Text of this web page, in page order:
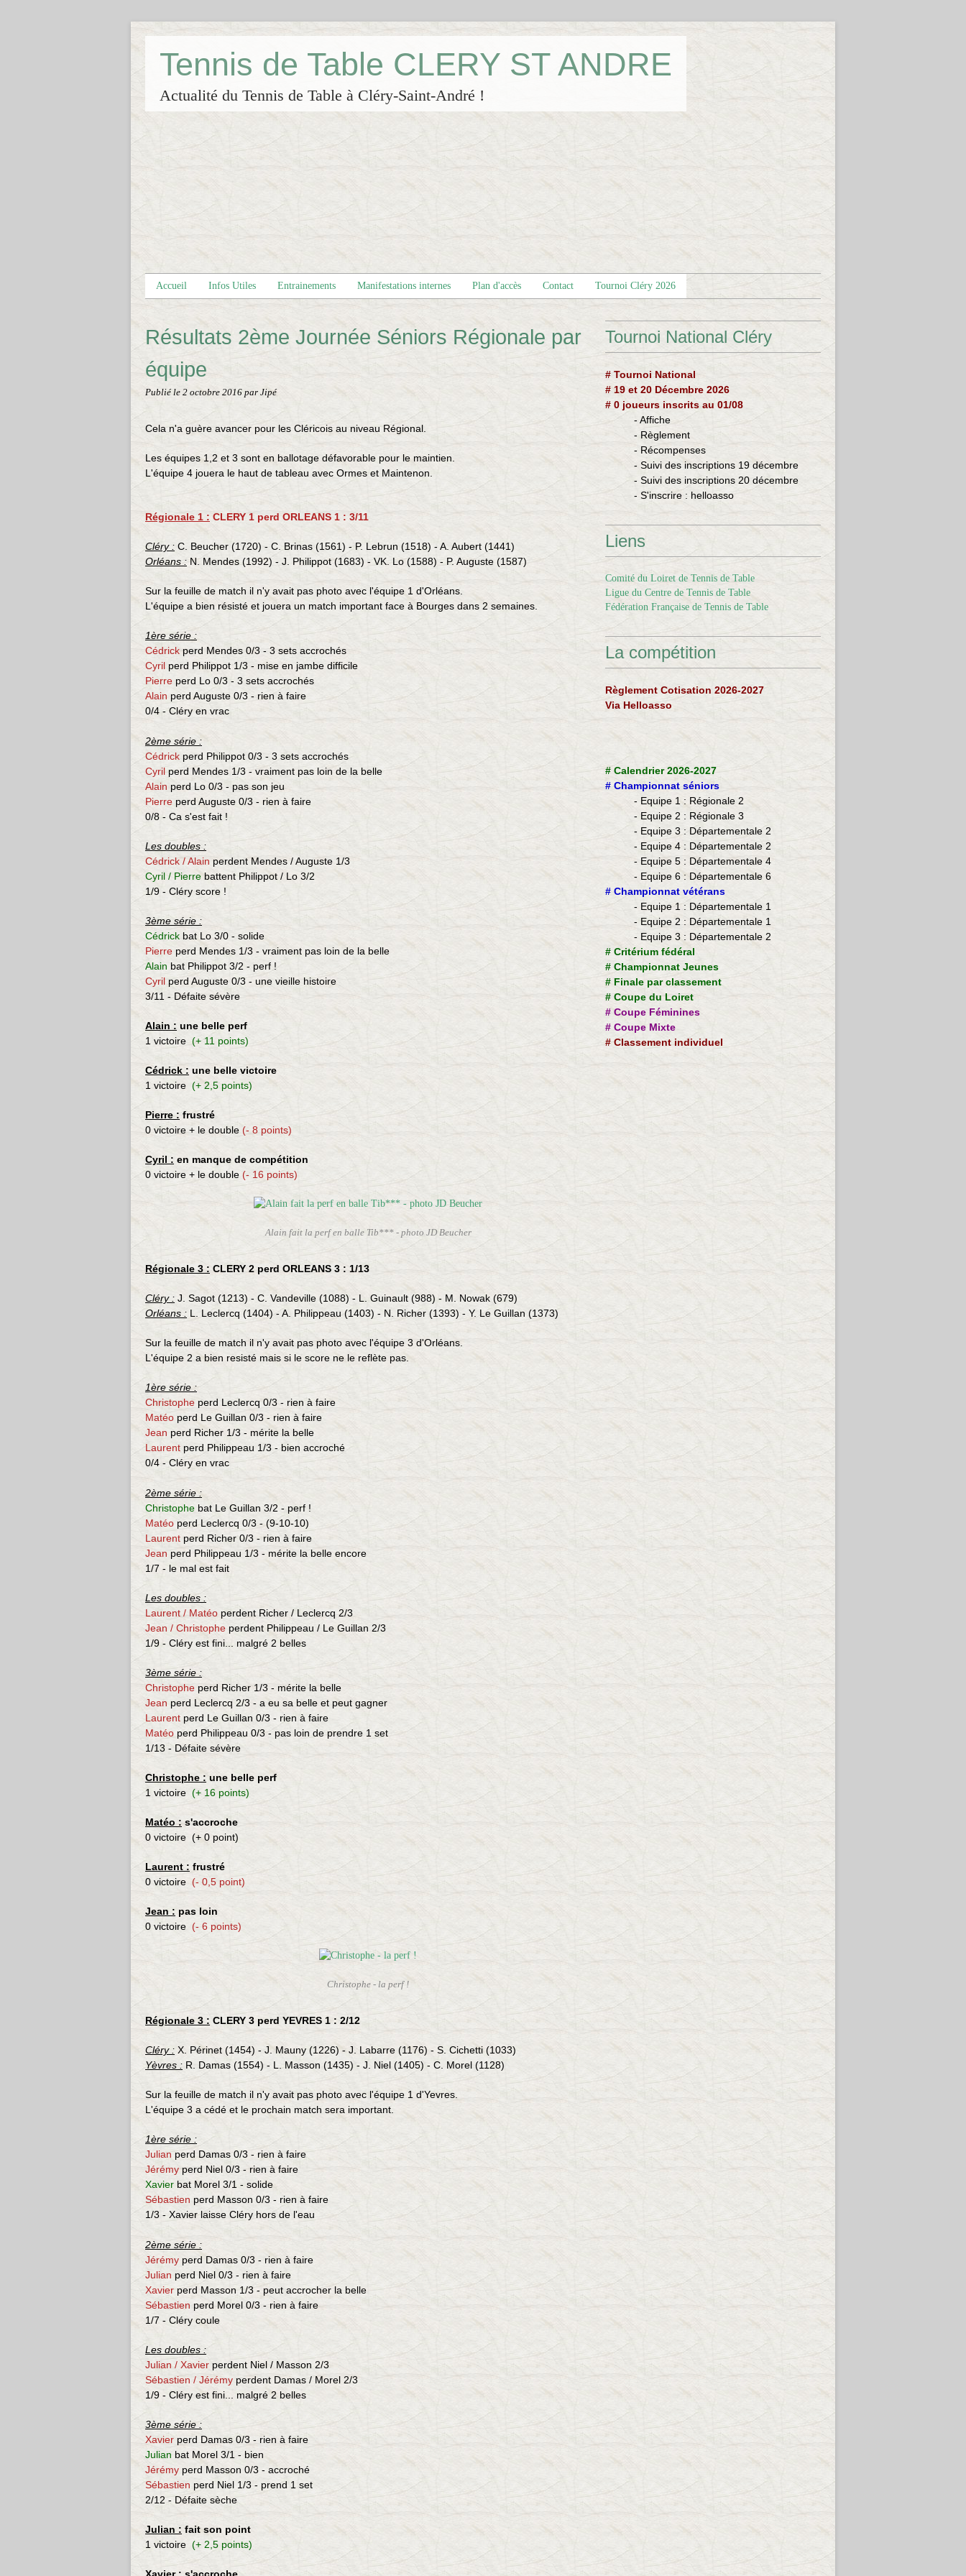
Tennis de Table CLERY ST ANDRE
Actualité du Tennis de Table à Cléry-Saint-André !
Accueil Infos Utiles Entrainements Manifestations internes Plan d'accès Contact Tournoi Cléry 2026
Résultats 2ème Journée Séniors Régionale par
équipe
Publié le 2 octobre 2016 par Jipé
Cela n'a guère avancer pour les Cléricois au niveau Régional.
Les équipes 1,2 et 3 sont en ballotage défavorable pour le maintien.
L'équipe 4 jouera le haut de tableau avec Ormes et Maintenon.
Régionale 1 : CLERY 1 perd ORLEANS 1 : 3/11
Cléry : C. Beucher (1720) - C. Brinas (1561) - P. Lebrun (1518) - A. Aubert (1441)
Orléans : N. Mendes (1992) - J. Philippot (1683) - VK. Lo (1588) - P. Auguste (1587)
Sur la feuille de match il n'y avait pas photo avec l'équipe 1 d'Orléans.
L'équipe a bien résisté et jouera un match important face à Bourges dans 2 semaines.
1ère série :
Cédrick perd Mendes 0/3 - 3 sets accrochés
Cyril perd Philippot 1/3 - mise en jambe difficile
Pierre perd Lo 0/3 - 3 sets accrochés
Alain perd Auguste 0/3 - rien à faire
0/4 - Cléry en vrac
2ème série :
Cédrick perd Philippot 0/3 - 3 sets accrochés
Cyril perd Mendes 1/3 - vraiment pas loin de la belle
Alain perd Lo 0/3 - pas son jeu
Pierre perd Auguste 0/3 - rien à faire
0/8 - Ca s'est fait !
Les doubles :
Cédrick / Alain perdent Mendes / Auguste 1/3
Cyril / Pierre battent Philippot / Lo 3/2
1/9 - Cléry score !
3ème série :
Cédrick bat Lo 3/0 - solide
Pierre perd Mendes 1/3 - vraiment pas loin de la belle
Alain bat Philippot 3/2 - perf !
Cyril perd Auguste 0/3 - une vieille histoire
3/11 - Défaite sévère
Alain : une belle perf
1 victoire (+ 11 points)
Cédrick : une belle victoire
1 victoire (+ 2,5 points)
Pierre : frustré
0 victoire + le double (- 8 points)
Cyril : en manque de compétition
0 victoire + le double (- 16 points)
Alain fait la perf en balle Tib*** - photo JD Beucher
Régionale 3 : CLERY 2 perd ORLEANS 3 : 1/13
Cléry : J. Sagot (1213) - C. Vandeville (1088) - L. Guinault (988) - M. Nowak (679)
Orléans : L. Leclercq (1404) - A. Philippeau (1403) - N. Richer (1393) - Y. Le Guillan (1373)
Sur la feuille de match il n'y avait pas photo avec l'équipe 3 d'Orléans.
L'équipe 2 a bien resisté mais si le score ne le reflète pas.
1ère série :
Christophe perd Leclercq 0/3 - rien à faire
Matéo perd Le Guillan 0/3 - rien à faire
Jean perd Richer 1/3 - mérite la belle
Laurent perd Philippeau 1/3 -bien accroché
0/4 - Cléry en vrac
2ème série :
Christophe bat Le Guillan 3/2 - perf !
Matéo perd Leclercq 0/3 - (9-10-10)
Laurent perd Richer 0/3 - rien à faire
Jean perd Philippeau 1/3 - mérite la belle encore
1/7 - le mal est fait
Les doubles :
Laurent / Matéo perdent Richer / Leclercq 2/3
Jean / Christophe perdent Philippeau / Le Guillan 2/3
1/9 - Cléry est fini... malgré 2 belles
3ème série :
Christophe perd Richer 1/3 - mérite la belle
Jean perd Leclercq 2/3 - a eu sa belle et peut gagner
Laurent perd Le Guillan 0/3 - rien à faire
Matéo perd Philippeau 0/3 - pas loin de prendre 1 set
1/13 - Défaite sévère
Christophe : une belle perf
1 victoire (+ 16 points)
Matéo : s'accroche
0 victoire (+ 0 point)
Laurent : frustré
0 victoire (- 0,5 point)
Jean : pas loin
0 victoire (- 6 points)
Christophe - la perf !
Régionale 3 : CLERY 3 perd YEVRES 1 : 2/12
Cléry : X. Périnet (1454) - J. Mauny (1226) - J. Labarre (1176) - S. Cichetti (1033)
Yèvres : R. Damas (1554) - L. Masson (1435) - J . Niel (1405) - C. Morel (1128)
Sur la feuille de match il n'y avait pas photo avec l'équipe 1 d'Yevres.
L'équipe 3 a cédé et le prochain match sera important.
1ère série :
Julian perd Damas 0/3 - rien à faire
Jérémy perd Niel 0/3 - rien à faire
Xavier bat Morel 3/1 - solide
Sébastien perd Masson 0/3 - rien à faire
1/3 - Xavier laisse Cléry hors de l'eau
2ème série :
Jérémy perd Damas 0/3 - rien à faire
Julian perd Niel 0/3 - rien à faire
Xavier perd Masson 1/3 - peut accrocher la belle
Sébastien perd Morel 0/3 - rien à faire
1/7 - Cléry coule
Les doubles :
Julian / Xavier perdent Niel / Masson 2/3
Sébastien / Jérémy perdent Damas / Morel 2/3
1/9 - Cléry est fini... malgré 2 belles
3ème série :
Xavier perd Damas 0/3 - rien à faire
Julian bat Morel 3/1 - bien
Jérémy perd Masson 0/3 - accroché
Sébastien perd Niel 1/3 - prend 1 set
2/12 - Défaite sèche
Julian : fait son point
1 victoire (+ 2,5 points)
Tournoi National Cléry
# Tournoi National
# 19 et 20 Décembre 2026
# 0 joueurs inscrits au 01/08
- Affiche
- Règlement
- Récompenses
- Suivi des inscriptions 19 décembre
- Suivi des inscriptions 20 décembre
- S'inscrire : helloasso
Liens
Comité du Loiret de Tennis de Table
Ligue du Centre de Tennis de Table
Fédération Française de Tennis de Table
La compétition
Règlement Cotisation 2026-2027
Via Helloasso
# Calendrier 2026-2027
# Championnat séniors
- Equipe 1 : Régionale 2
- Equipe 2 : Régionale 3
- Equipe 3 : Départementale 2
- Equipe 4 : Départementale 2
- Equipe 5 : Départementale 4
- Equipe 6 : Départementale 6
​# Championnat vétérans
- ​Equipe 1 : Départementale 1
- Equipe 2 : Départementale 1
- Equipe 3 : Départementale 2
# Critérium fédéral
# Championnat Jeunes
# Finale par classement
# Coupe du Loiret
# Coupe Féminines
# Coupe Mixte
#Classement individuel